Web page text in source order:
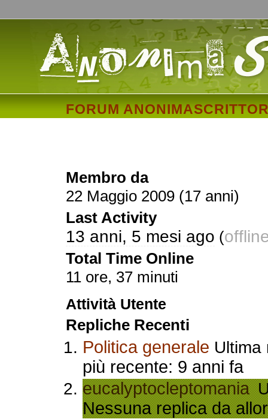
FORUM
Membro da
22 Maggio 2009 (17 anni)
Last Activity
13 anni, 5 mesi ago (
Total Time Online
11 ore, 37 minuti
Attività Utente
Repliche Recenti
Politica generale
più recente: 9 anni fa
eucalyptocleptomania
Nessuna replica da